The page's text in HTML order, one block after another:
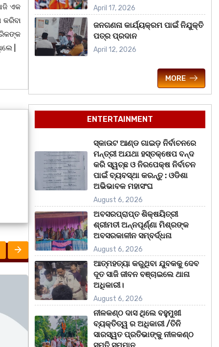
ଏକ
|
ମହାନଗର ରାଜ୍ୟ
April 17, 2026
ଜନଗଣନା କାର୍ଯ୍ୟକ୍ରମ ପାଇଁ ନିଯୁକ୍ତି
ପତ୍ର ପ୍ରଦାନ
April 12, 2026
MORE
ENTERTAINMENT
ସ୍କାଉଟ ଆଣ୍ଡ ଗାଇଡ଼ ନିର୍ବାଚନରେ
ମନ୍ତ୍ରୀ ଅଯଥା ହସ୍ତକ୍ଷେପ ବନ୍ଦ
କରି ସ୍ୱଚ୍ଛ ଓ ନିରପେକ୍ଷ ନିର୍ବାଚନ
ପାଇଁ ବ୍ୟବସ୍ଥା କରନ୍ତୁ : ଓଡିଶା
ଅଭିଭାବକ ମହାସଂଘ
August 6, 2026
ଅବସରପ୍ରାପ୍ତ ଶିକ୍ଷୟିତ୍ରୀ
ଶ୍ରୀମତୀ ଅନ୍ନପୂର୍ଣ୍ଣା ମିଶ୍ରଙ୍କ
ଅବସରକାଳୀନ ସମ୍ବର୍ଦ୍ଧନା
August 6, 2026
ଆତ୍ମହତ୍ୟା କରୁଥିବା ଯୁବକକୁ ଦେବ
ଦୂତ ସାଜି ଜୀବନ ବଞ୍ଚାଇଲେ ଥାନା
ଅଧିକାରୀ।
August 6, 2026
ନୀଳକଣ୍ଠ ଦାସ ଥିଲେ ବହୁମୁଖୀ
ବ୍ୟକ୍ତିତ୍ୱ ର ଅଧିକାରୀ /ତିନି
ସାରସ୍ୱତ ପ୍ରତିଭାଙ୍କୁ ନୀଳକଣ୍ଠ